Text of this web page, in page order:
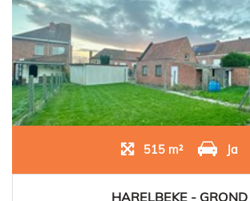
515 m² Ja
HARELBEKE - GROND